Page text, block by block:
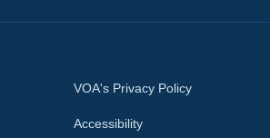
VOA's Privacy Policy
Accessibility